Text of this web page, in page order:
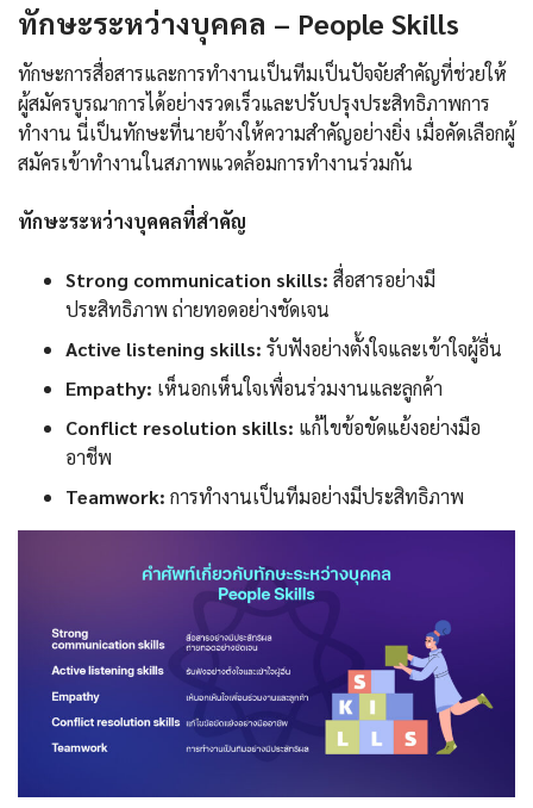
ทักษะระหว่างบุคคล – People Skills
ทักษะการสื่อสารและการทำงานเป็นทีมเป็นปัจจัยสำคัญที่ช่วยให้
ผู้สมัครบูรณาการได้อย่างรวดเร็วและปรับปรุงประสิทธิภาพการ
ทำงาน นี่เป็นทักษะที่นายจ้างให้ความสำคัญอย่างยิ่ง เมื่อคัดเลือกผู้
สมัครเข้าทำงานในสภาพแวดล้อมการทำงานร่วมกัน
ทักษะระหว่างบุคคลที่สำคัญ
Strong communication skills: สื่อสารอย่างมี
ประสิทธิภาพ ถ่ายทอดอย่างชัดเจน
Active listening skills: รับฟังอย่างตั้งใจและเข้าใจผู้อื่น
Empathy: เห็นอกเห็นใจเพื่อนร่วมงานและลูกค้า
Conflict resolution skills: แก้ไขข้อขัดแย้งอย่างมือ
อาชีพ
Teamwork: การทำงานเป็นทีมอย่างมีประสิทธิภาพ